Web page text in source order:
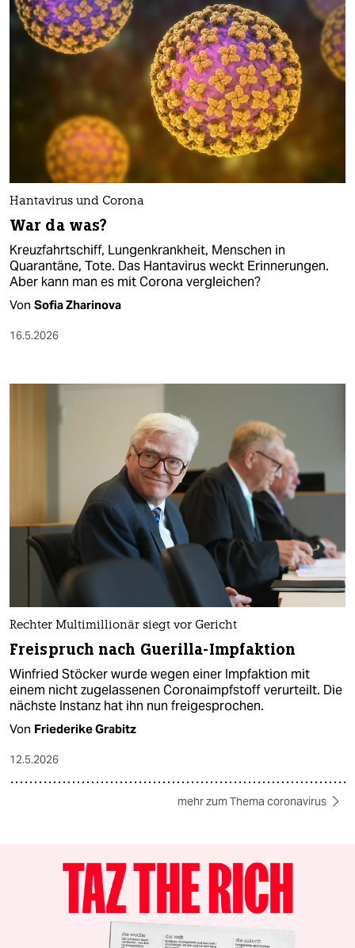
Hantavirus und Corona
War da was?
Kreuzfahrtschiff, Lungenkrankheit, Menschen in
Quarantäne, Tote. Das Hantavirus weckt Erinnerungen.
Aber kann man es mit Corona vergleichen?
Von Sofia Zharinova
16.5.2026
Rechter Multimillionär siegt vor Gericht
Freispruch nach Guerilla-Impfaktion
Winfried Stöcker wurde wegen einer Impfaktion mit
einem nicht zugelassenen Coronaimpfstoff verurteilt. Die
nächste Instanz hat ihn nun freigesprochen.
Von Friederike Grabitz
12.5.2026
mehr zum Thema coronavirus